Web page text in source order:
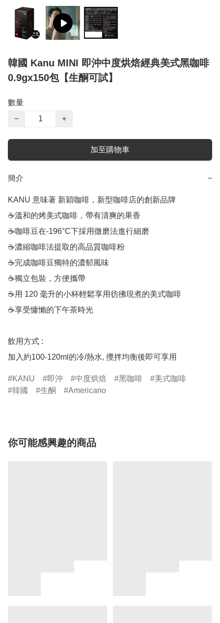
韓國 Kanu MINI 即沖中度烘焙經典美式黑咖啡
0.9gx150包【生酮可試】
數量
−
+
加至購物車
簡介 −
KANU 意味著 新穎咖啡，新型咖啡店的創新品牌
☕溫和的烤美式咖啡，帶有清爽的果香
☕咖啡豆在-196°C下採用微磨法進行細磨
☕濃縮咖啡法提取的高品質咖啡粉
☕完成咖啡豆獨特的濃郁風味
☕獨立包裝，方便攜帶
☕用 120 毫升的小杯輕鬆享用彷彿現煮的美式咖啡
☕享受慵懶的下午茶時光
飲用方式 :
加入約100-120ml的冷/熱水, 攪拌均衡後即可享用
KANU 即沖 中度烘焙 黑咖啡
美式咖啡
韓國
生酮 Americano
你可能感興趣的商品